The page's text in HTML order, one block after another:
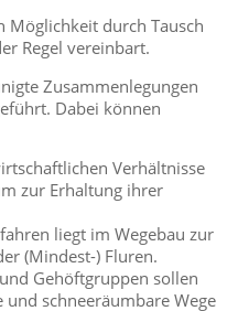
Möglichkeit durch Tausch
Regel vereinbart.
Zusammenlegungen
Dabei können
Verhältnisse
zur Erhaltung ihrer
liegt im Wegebau zur
(Mindest-) Fluren.
Gehöftgruppen sollen
schneeräumbare Wege